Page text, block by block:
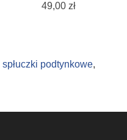
49,00 zł
spłuczki podtynkowe,